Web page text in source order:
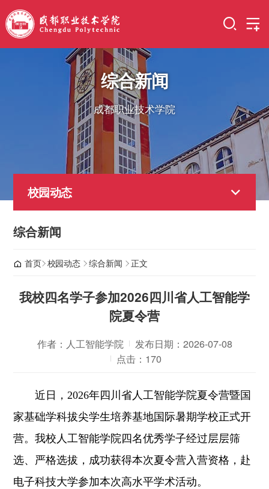
综合新闻
成都职业技术学院
校园动态
综合新闻
首页 校园动态 综合新闻 正文
我校四名学子参加2026四川省人工智能学
院夏令营
作者：人工智能学院
发布日期：2026-07-08
点击： 170
近日，2026年四川省人工智能学院夏令营暨国
家基础学科拔尖学生培养基地国际暑期学校正式开
营。我校人工智能学院四名优秀学子经过层层筛
选、严格选拔，成功获得本次夏令营入营资格，赴
电子科技大学参加本次高水平学术活动。